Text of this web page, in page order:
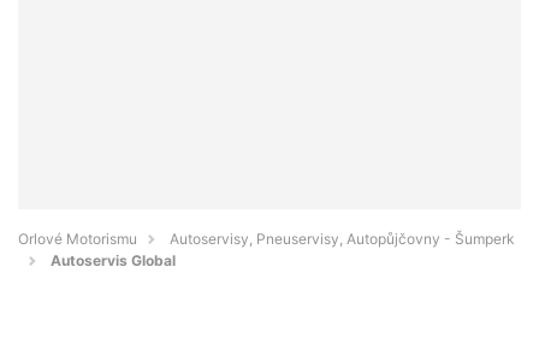
Orlové Motorismu
Autoservisy, Pneuservisy, Autopůjčovny - Šumperk
Autoservis Global